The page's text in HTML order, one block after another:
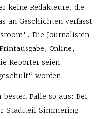
keine Redakteure, die
an Geschichten verfasst
Die Journalisten
Online,
Reporter seien
worden.
besten Falle so aus: Bei
Stadtteil Simmering